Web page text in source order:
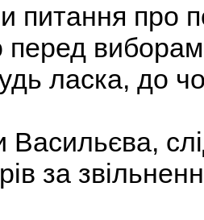
питання про
ласка, до
Васильєва,
за